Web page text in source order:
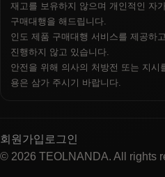
재고를 보유하지 않으며 개인적인 자
구매대행을 해드립니다.
인도 제품 구매대행 서비스를 제공하
진행하지 않고 있습니다.
안전을 위해 의사의 처방전 또는 지시
용은 삼가 주시기 바랍니다.
회원가입 로그인
© 2026 TEOLNANDA. All rights